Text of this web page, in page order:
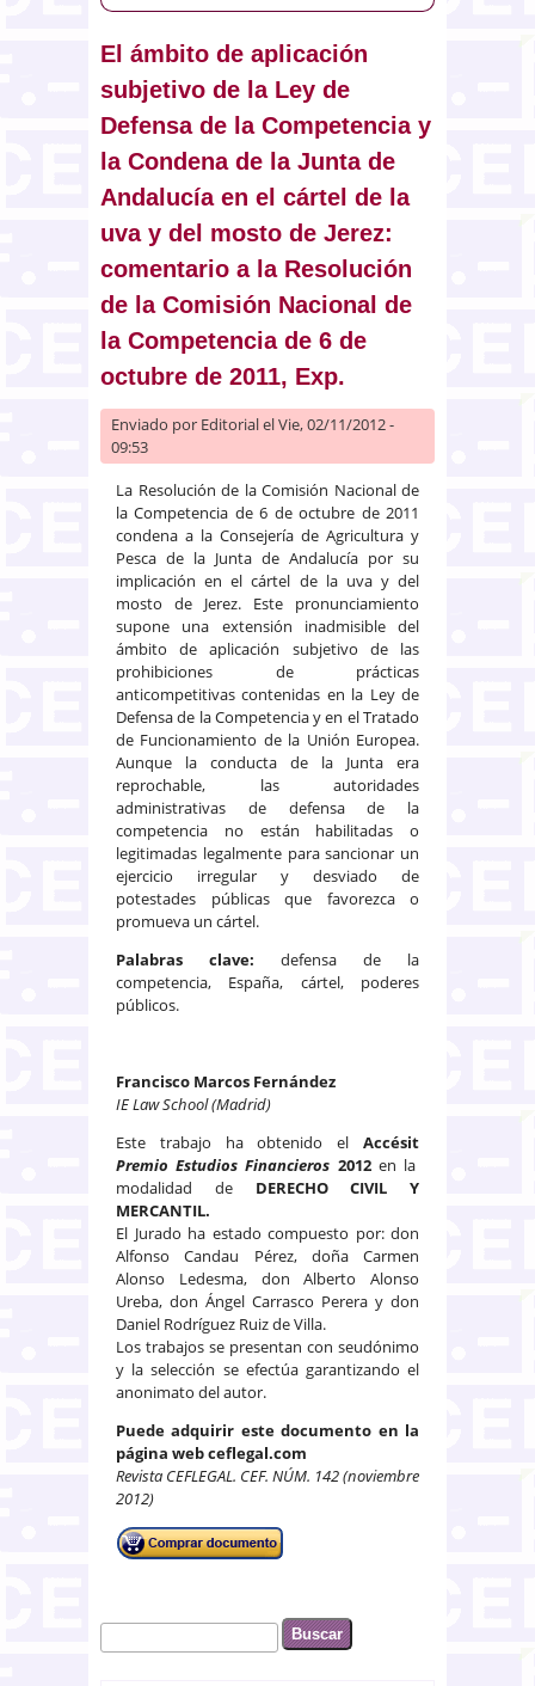
El ámbito de aplicación
subjetivo de la Ley de
Defensa de la Competencia y
la Condena de la Junta de
Andalucía en el cártel de la
uva y del mosto de Jerez:
comentario a la Resolución
de la Comisión Nacional de
la Competencia de 6 de
octubre de 2011, Exp.
Enviado por Editorialel Vie, 02/11/2012 -
09:53
La Resolución de la Comisión Nacional de
la Competencia de 6 de octubre de 2011
condena a la Consejería de Agricultura y
Pesca de la Junta de Andalucía por su
implicación en el cártel de la uva y del
mosto de Jerez. Este pronunciamiento
supone una extensión inadmisible del
ámbito de aplicación subjetivo de las
prohibiciones de prácticas
anticompetitivas contenidas en la Ley de
Defensa de la Competencia y en el Tratado
de Funcionamiento de la Unión Europea.
Aunque la conducta de la Junta era
reprochable, las autoridades
administrativas de defensa de la
competencia no están habilitadas o
legitimadas legalmente para sancionar un
ejercicio irregular y desviado de
potestades públicas que favorezca o
promueva un cártel.
Palabras clave: defensa de la
competencia, España, cártel, poderes
públicos.
Francisco Marcos Fernández
IE Law School (Madrid)
Este trabajo ha obtenido el Accésit
Premio Estudios Financieros 2012 en la
modalidad de DERECHOCIVIL Y
MERCANTIL.
El Jurado ha estado compuesto por: don
Alfonso Candau Pérez, doña Carmen
Alonso Ledesma, don Alberto Alonso
Ureba, don Ángel Carrasco Perera y don
Daniel Rodríguez Ruiz de Villa.
Los trabajos se presentan con seudónimo
y la selección se efectúa garantizando el
anonimato del autor.
Puede adquirir este documento en la
página web ceflegal.com
Revista CEFLEGAL. CEF. NÚM. 142 (noviembre
2012)
Formulario de búsqueda
Buscar